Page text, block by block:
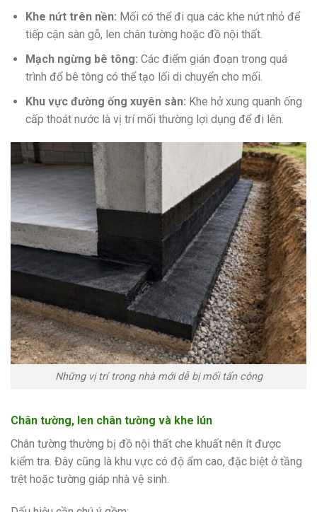
Khe nứt trên nền: Mối có thể đi qua các khe nứt nhỏ để
tiếp cận sàn gỗ, len chân tường hoặc đồ nội thất.
Mạch ngừng bê tông: Các điểm gián đoạn trong quá
trình đổ bê tông có thể tạo lối di chuyển cho mối.
Khu vực đường ống xuyên sàn: Khe hở xung quanh ống
cấp thoát nước là vị trí mối thường lợi dụng để đi lên.
Những vị trí trong nhà mới dễ bị mối tấn công
Chân tường, len chân tường và khe lún
Chân tường thường bị đồ nội thất che khuất nên ít được
kiểm tra. Đây cũng là khu vực có độ ẩm cao, đặc biệt ở tầng
trệt hoặc tường giáp nhà vệ sinh.